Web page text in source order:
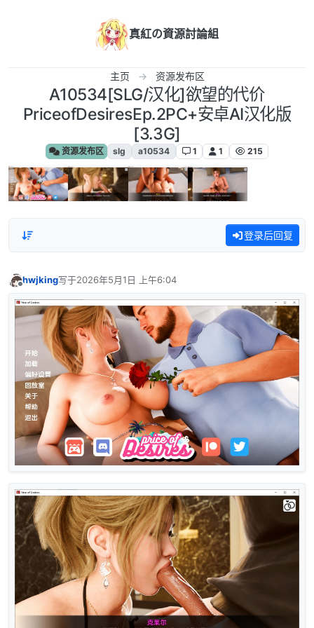
真紅の資源討論組
主页 资源发布区
A10534[SLG/汉化]欲望的代价
PriceofDesiresEp.2PC+安卓AI汉化版
[3.3G]
资源发布区 slg a10534 1 1 215
登录后回复
hwjking写于2026年5月1日 上午6:04
最后由 编辑